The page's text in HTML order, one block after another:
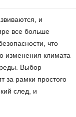
и
все больше
что
изменения климата
Выбор
за рамки простого
след, и